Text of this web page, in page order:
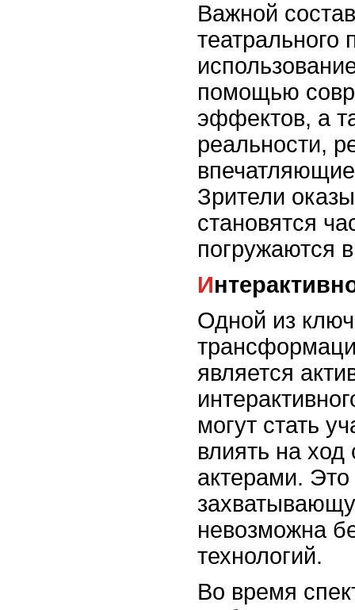
Важной
театрального
помощью
эффектов, а
реальности,
Зрители
становятся
погружаются
Одной из
является
могут стать
влиять на ход
актерами.
невозможна
технологий.
Во время